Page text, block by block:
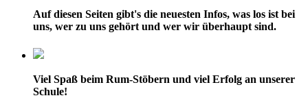
Auf diesen Seiten gibt's die neuesten Infos, was los ist bei
uns, wer zu uns gehört und wer wir überhaupt sind.
Viel Spaß beim Rum-Stöbern und viel Erfolg an unserer
Schule!